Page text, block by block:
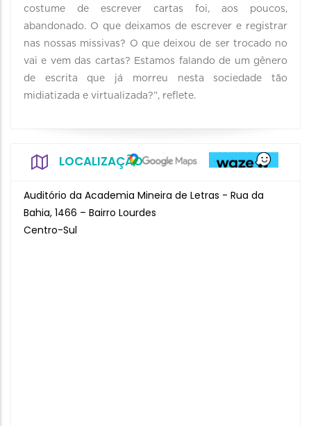
costume de escrever cartas foi, aos poucos,
abandonado. O que deixamos de escrever e registrar
nas nossas missivas? O que deixou de ser trocado no
vai e vem das cartas? Estamos falando de um gênero
de escrita que já morreu nesta sociedade tão
midiatizada e virtualizada?”, reflete.
LOCALIZAÇÃO
Auditório da Academia Mineira de Letras - Rua da
Bahia, 1466 – Bairro Lourdes
Centro-Sul